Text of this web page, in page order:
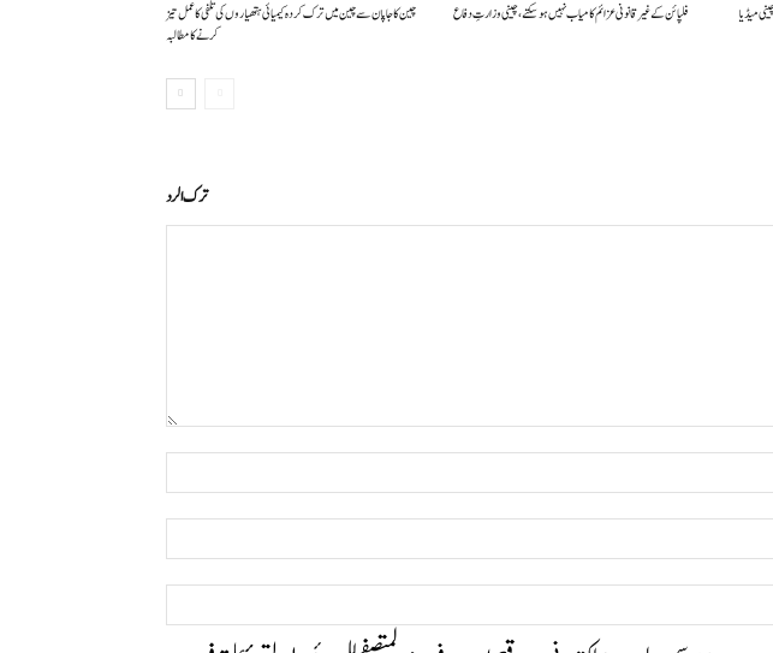
میڈیا فلپائن کے غیر قانونی عزائم کامیاب نہیں ہو سکتے ، چینی وزارتِ دفاع
چین کا جاپان سے چین میں ترک کردہ کیمیائی ہتھیاروں کی تلفی کا عمل تیز
کرنے کا مطالبہ
ترك الرد
التعليق:
اسم:*
البريد
الإلكتروني:*
الموقع: